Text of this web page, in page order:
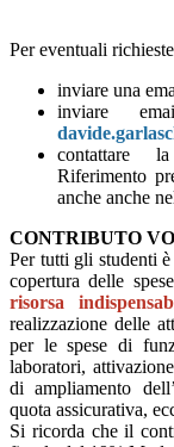
Per eventuali
inviare una
inviare
contattare
Riferimento
anche anche
CONTRIBUTO
Per tutti gli studenti
copertura delle
risorsa
realizzazione delle
per le spese di
laboratori,
di ampliamento
quota assicurativa,
Si ricorda che il